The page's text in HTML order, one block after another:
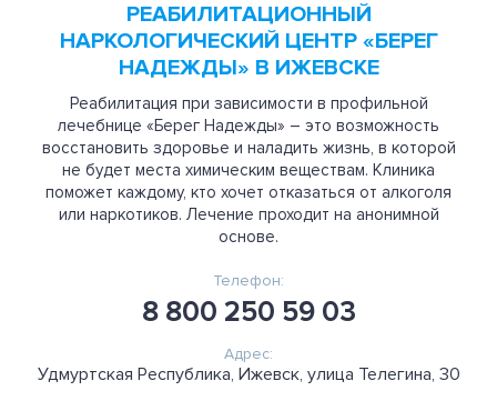
РЕАБИЛИТАЦИОННЫЙ
НАРКОЛОГИЧЕСКИЙ ЦЕНТР «БЕРЕГ
НАДЕЖДЫ» В ИЖЕВСКЕ
Реабилитация при зависимости в профильной
лечебнице «Берег Надежды» – это возможность
восстановить здоровье и наладить жизнь, в которой
не будет места химическим веществам. Клиника
поможет каждому, кто хочет отказаться от алкоголя
или наркотиков. Лечение проходит на анонимной
основе.
Телефон:
8 800 250 59 03
Адрес:
Удмуртская Республика, Ижевск, улица Телегина, 30